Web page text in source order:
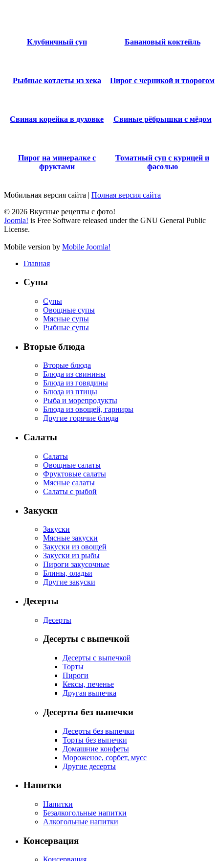
Клубничный суп Банановый коктейль
Рыбные котлеты из хека Пирог с черникой и творогом
Свиная корейка в духовке Свиные рёбрышки с мёдом
Пирог на минералке с
фруктами
Томатный суп с курицей и
фасолью
Мобильная версия сайта | Полная версия сайта
© 2026 Вкусные рецепты с фото!
Joomla! is Free Software released under the GNU General Public
License.
Mobile version by Mobile Joomla!
Главная
Супы
Супы
Овощные супы
Мясные супы
Рыбные супы
Вторые блюда
Вторые блюда
Блюда из свинины
Блюда из говядины
Блюда из птицы
Рыба и морепродукты
Блюда из овощей, гарниры
Другие горячие блюда
Салаты
Салаты
Овощные салаты
Фруктовые салаты
Мясные салаты
Салаты с рыбой
Закуски
Закуски
Мясные закуски
Закуски из овощей
Закуски из рыбы
Пироги закусочные
Блины, оладьи
Другие закуски
Десерты
Десерты
Десерты с выпечкой
Десерты с выпечкой
Торты
Пироги
Кексы, печенье
Другая выпечка
Десерты без выпечки
Десерты без выпечки
Торты без выпечки
Домашние конфеты
Мороженое, сорбет, мусс
Другие десерты
Напитки
Напитки
Безалкогольные напитки
Алкогольные напитки
Консервация